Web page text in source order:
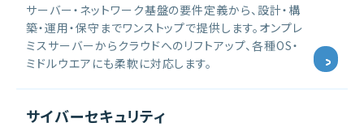
サーバー・ネットワーク基盤の要件定義から、設計・構
築・運用・保守までワンストップで提供します。オンプレ
ミスサーバーからクラウドへのリフトアップ、各種OS・
ミドルウエアにも柔軟に対応します。
サイバーセキュリティ